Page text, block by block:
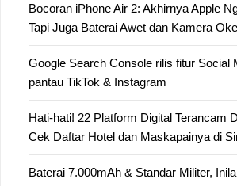
Bocoran iPhone Air 2: Akhirnya Apple
Tapi Juga Baterai Awet dan Kamera
Google Search Console rilis fitur Social
pantau TikTok & Instagram
Hati-hati! 22 Platform Digital Terancam
Cek Daftar Hotel dan Maskapainya di
Baterai 7.000mAh & Standar Militer,